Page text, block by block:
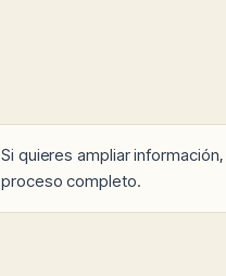
Si quieres ampliar
proceso completo.